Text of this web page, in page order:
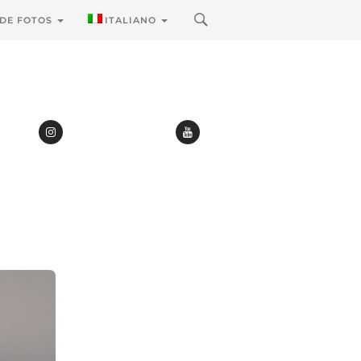
FOTOS ITALIANO